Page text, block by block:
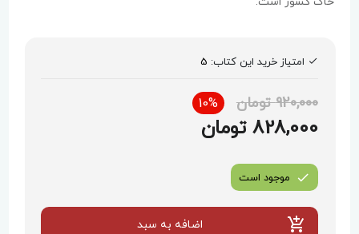
امتیاز خرید این کتاب: 5
920,000 تومان 10%
828,000 تومان
موجود است
اضافه به سبد